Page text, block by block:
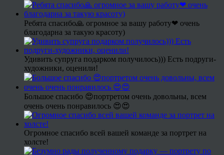
Ребята спасибо🙏 огромное за вашу работу❤ очень
благодарна за такую красоту)
Удивить супруга подарком получилось))) Есть подруги-
художники, оценили!
Большое спасибо 😍портретом очень довольны, всем
очень очень понравилось 😍😍
Огромное спасибо всей вашей команде за портрет на
холсте!